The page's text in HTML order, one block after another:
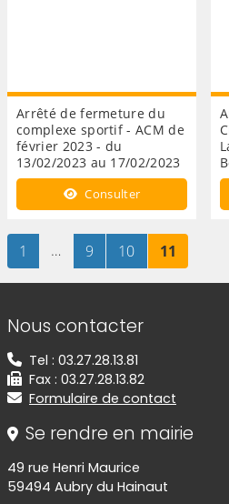
Arrêté de fermeture du
complexe sportif - ACM de
février 2023 - du
13/02/2023 au 17/02/2023
Consulter
Page
1 sur 11
… Page
9sur 11
Page
10sur 11
Page
11
Informations de
Nous contacter
Tel : 03.27.28.13.81
Fax : 03.27.28.13.82
Formulaire de contact
Se rendre en mairie
49 rue Henri Maurice
59494 Aubry du Hainaut